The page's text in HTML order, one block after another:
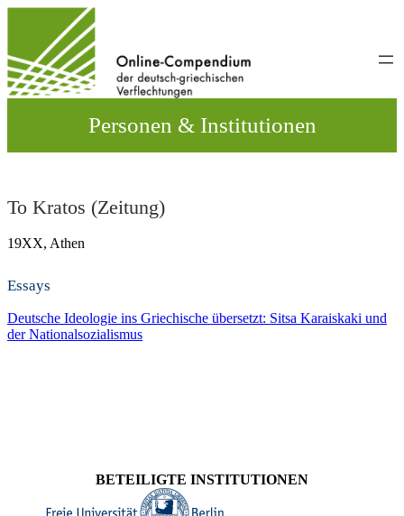
wechseln
Personen & Institutionen
To Kratos (Zeitung)
19XX, Athen
Essays
Deutsche Ideologie ins Griechische übersetzt: Sitsa Karaiskaki und
der Nationalsozialismus
BETEILIGTE INSTITUTIONEN